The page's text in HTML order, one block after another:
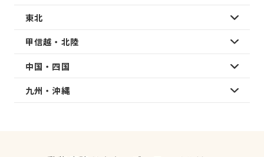
東北
甲信越・北陸
中国・四国
九州・沖縄